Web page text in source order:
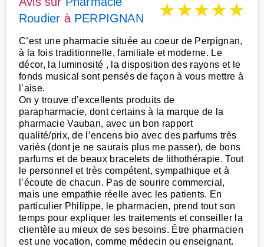
Roudier à PERPIGNAN ★★★★★
C’est une pharmacie située au coeur de Perpignan,
à la fois traditionnelle, familiale et moderne. Le
décor, la luminosité , la disposition des rayons et le
fonds musical sont pensés de façon à vous mettre à
l’aise.
On y trouve d’excellents produits de
parapharmacie, dont certains à la marque de la
pharmacie Vauban, avec un bon rapport
qualité/prix, de l’encens bio avec des parfums très
variés (dont je ne saurais plus me passer), de bons
parfums et de beaux bracelets de lithothérapie. Tout
le personnel et très compétent, sympathique et à
l’écoute de chacun. Pas de sourire commercial,
mais une empathie réelle avec les patients. En
particulier Philippe, le pharmacien, prend tout son
temps pour expliquer les traitements et conseiller la
clientèle au mieux de ses besoins. Être pharmacien
est une vocation, comme médecin ou enseignant.